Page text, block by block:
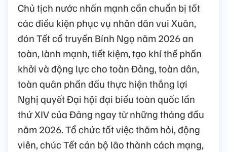
Chủ tịch nước nhấn mạnh cần chuẩn bị tốt
các điều kiện phục vụ nhân dân vui Xuân,
đón Tết cổ truyền Bính Ngọ năm 2026 an
toàn, lành mạnh, tiết kiệm, tạo khí thế phấn
khởi và động lực cho toàn Đảng, toàn dân,
toàn quân phấn đấu thực hiện thắng lợi
Nghị quyết Đại hội đại biểu toàn quốc lần
thứ XIV của Đảng ngay từ những tháng đầu
năm 2026. Tổ chức tốt việc thăm hỏi, động
viên, chúc Tết cán bộ lão thành cách mạng,